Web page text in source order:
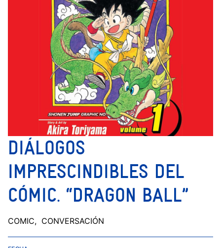
DIÁLOGOS
IMPRESCINDIBLES DEL
CÓMIC. “DRAGON BALL”
COMIC, CONVERSACIÓN